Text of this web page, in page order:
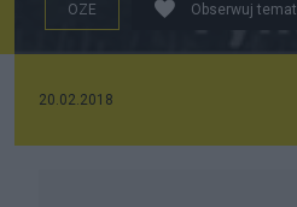
OZE Obserwuj temat
20.02.2018